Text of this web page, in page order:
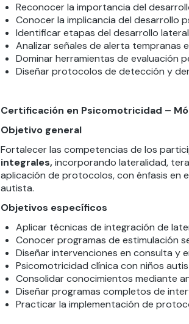
Reconocer la importancia del
Conocer la implicancia del desarrollo
Identificar etapas del desarrollo lateral
Analizar señales de alerta tempranas
Dominar herramientas de evaluación
Diseñar protocolos de detección y
Certificación en Psicomotricidad –
Objetivo general
Fortalecer las competencias de los
integrales,incorporando lateralidad,
aplicación de protocolos, con énfasis en
autista.
Objetivos específicos
Aplicar técnicas de integración de
Conocer programas de estimulación
Diseñar intervenciones en consulta y
Psicomotricidad clínica con niños
Consolidar conocimientos mediante
Diseñar programas completos de
Practicar la implementación de